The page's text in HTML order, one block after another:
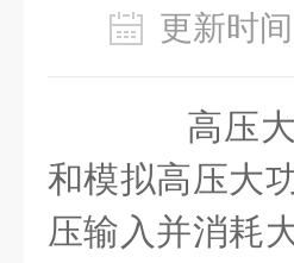
更新时
高压大
和模拟高压大
压输入并消耗